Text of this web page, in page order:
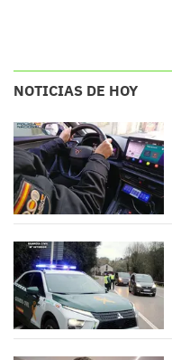
NOTICIAS DE HOY